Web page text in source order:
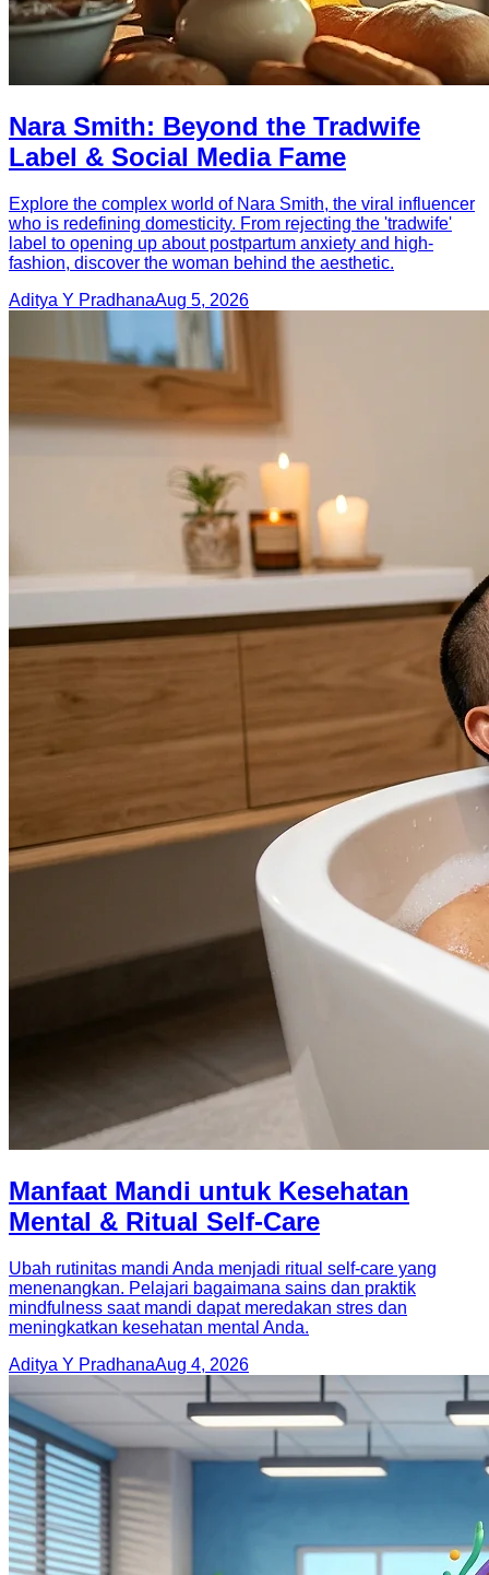
Nara Smith: Beyond the Tradwife
Label & Social Media Fame
Explore the complex world of Nara Smith, the viral influencer
who is redefining domesticity. From rejecting the 'tradwife'
label to opening up about postpartum anxiety and high-
fashion, discover the woman behind the aesthetic.
Aditya Y PradhanaAug 5, 2026
Manfaat Mandi untuk Kesehatan
Mental & Ritual Self-Care
Ubah rutinitas mandi Anda menjadi ritual self-care yang
menenangkan. Pelajari bagaimana sains dan praktik
mindfulness saat mandi dapat meredakan stres dan
meningkatkan kesehatan mental Anda.
Aditya Y PradhanaAug 4, 2026